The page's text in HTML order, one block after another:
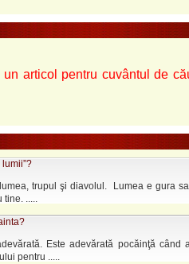
articol pentru cuvântul de
trupul şi diavolul. Lumea e gura
tine. .....
Este adevărată pocăinţă când
pentru .....